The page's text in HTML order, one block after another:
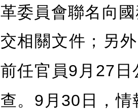
革委員會聯名向
交相關文件；另
前任官員9 月 27
查。
9 月 30 日，